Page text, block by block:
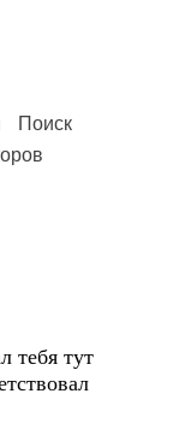
Поиск
тебя тут